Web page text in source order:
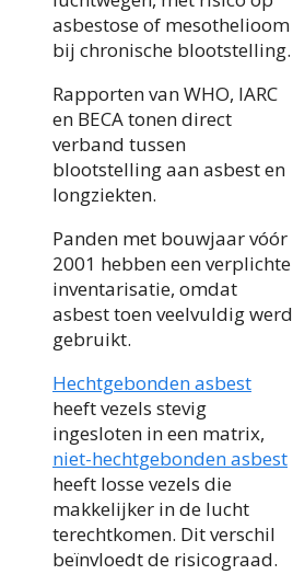
asbestose of mesothelioom
bij chronische blootstelling.
Rapporten van WHO, IARC
en BECA tonen direct
verband tussen
blootstelling aan asbest en
longziekten.
Panden met bouwjaar vóór
2001 hebben een verplichte
inventarisatie, omdat
asbest toen veelvuldig werd
gebruikt.
Hechtgebonden asbest
heeft vezels stevig
ingesloten in een matrix,
niet-hechtgebonden asbest
heeft losse vezels die
makkelijker in de lucht
terechtkomen. Dit verschil
beïnvloedt de risicograad.